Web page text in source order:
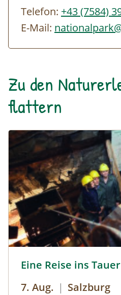
Telefon: +43 (7584)
E-Mail:
Zu den
flattern
Eine Reise ins
7. Aug. | Salzburg